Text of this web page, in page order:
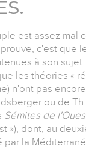
est assez mal
c'est que
à son
les théories «
n'ont pas
ou de
Sémites de
»), dont, au
par la